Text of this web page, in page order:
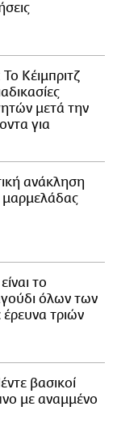
Κέιμπριτζ
μετά την
για
ανάκληση
μαρμελάδας
το
όλων των
έρευνα τριών
βασικοί
με αναμμένο